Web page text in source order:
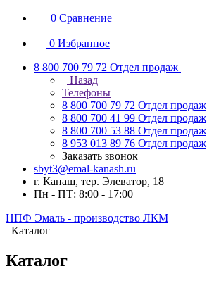
0 Сравнение
0 Избранное
8 800 700 79 72 Отдел продаж
Назад
Телефоны
8 800 700 79 72 Отдел продаж
8 800 700 41 99 Отдел продаж
8 800 700 53 88 Отдел продаж
8 953 013 89 76 Отдел продаж
Заказать звонок
sbyt3@emal-kanash.ru
г. Канаш, тер. Элеватор, 18
Пн - ПТ: 8:00 - 17:00
НПФ Эмаль - производство ЛКМ
–Каталог
Каталог